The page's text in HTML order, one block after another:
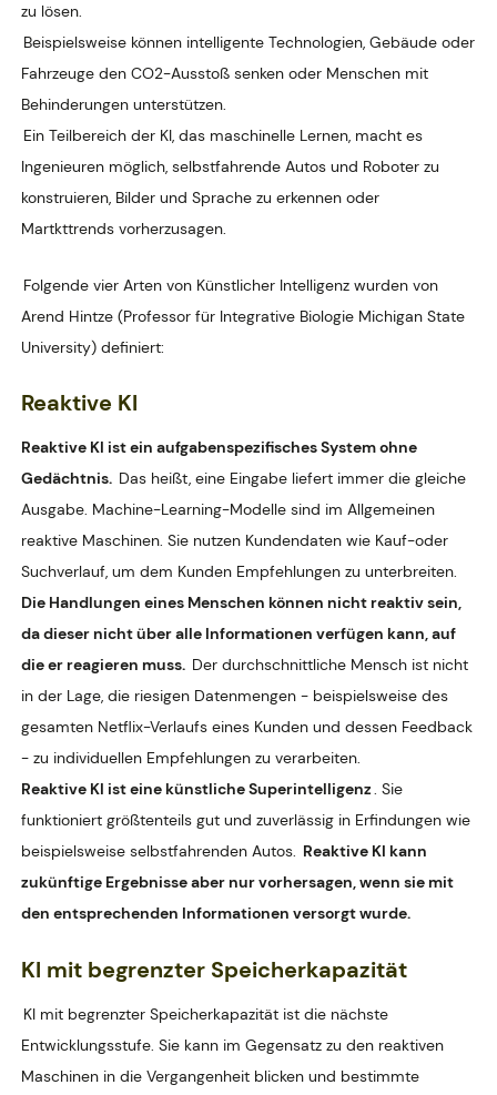
zu lösen.
Beispielsweise können intelligente Technologien, Gebäude oder
Fahrzeuge den CO2-Ausstoß senken oder Menschen mit
Behinderungen unterstützen.
Ein Teilbereich der KI, das maschinelle Lernen, macht es
Ingenieuren möglich, selbstfahrende Autos und Roboter zu
konstruieren, Bilder und Sprache zu erkennen oder
Martkttrends vorherzusagen.
Folgende vier Arten von Künstlicher Intelligenz wurden von
Arend Hintze (Professor für Integrative Biologie Michigan State
University) definiert:
Reaktive KI
Reaktive KI ist ein aufgabenspezifisches System ohne
Gedächtnis. Das heißt, eine Eingabe liefert immer die gleiche
Ausgabe. Machine-Learning-Modelle sind im Allgemeinen
reaktive Maschinen. Sie nutzen Kundendaten wie Kauf-oder
Suchverlauf, um dem Kunden Empfehlungen zu unterbreiten.
Die Handlungen eines Menschen können nicht reaktiv sein,
da dieser nicht über alle Informationen verfügen kann, auf
die er reagieren muss. Der durchschnittliche Mensch ist nicht
in der Lage, die riesigen Datenmengen - beispielsweise des
gesamten Netflix-Verlaufs eines Kunden und dessen Feedback
- zu individuellen Empfehlungen zu verarbeiten.
Reaktive KI ist eine künstliche Superintelligenz. Sie
funktioniert größtenteils gut und zuverlässig in Erfindungen wie
beispielsweise selbstfahrenden Autos. Reaktive KI kann
zukünftige Ergebnisse aber nur vorhersagen, wenn sie mit
den entsprechenden Informationen versorgt wurde.
KI mit begrenzter Speicherkapazität
KI mit begrenzter Speicherkapazität ist die nächste
Entwicklungsstufe. Sie kann im Gegensatz zu den reaktiven
Maschinen in die Vergangenheit blicken und bestimmte